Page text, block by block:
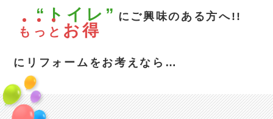
“トイレ” にご興味のある方へ!!
も っ と お得
にリフォームをお考えなら…